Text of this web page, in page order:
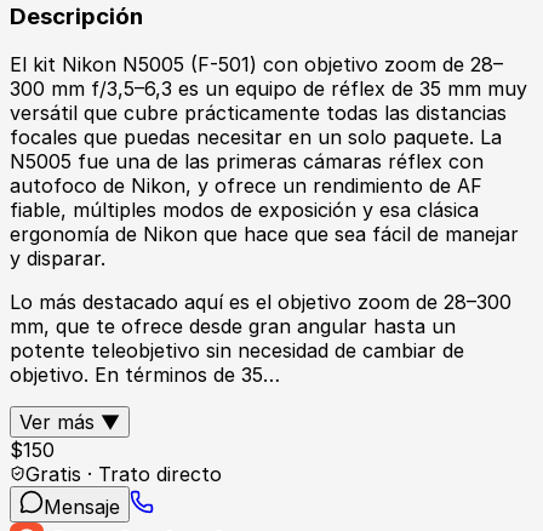
Descripción
El kit Nikon N5005 (F-501) con objetivo zoom de 28–
300 mm f/3,5–6,3 es un equipo de réflex de 35 mm muy
versátil que cubre prácticamente todas las distancias
focales que puedas necesitar en un solo paquete. La
N5005 fue una de las primeras cámaras réflex con
autofoco de Nikon, y ofrece un rendimiento de AF
fiable, múltiples modos de exposición y esa clásica
ergonomía de Nikon que hace que sea fácil de manejar
y disparar.
Lo más destacado aquí es el objetivo zoom de 28–300
mm, que te ofrece desde gran angular hasta un
potente teleobjetivo sin necesidad de cambiar de
objetivo. En términos de 35…
Ver más ▼
$150
Gratis · Trato directo
Mensaje